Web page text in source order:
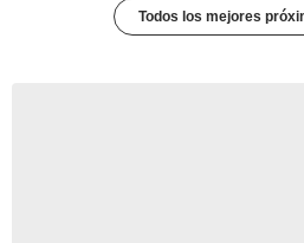
Todos los mejores